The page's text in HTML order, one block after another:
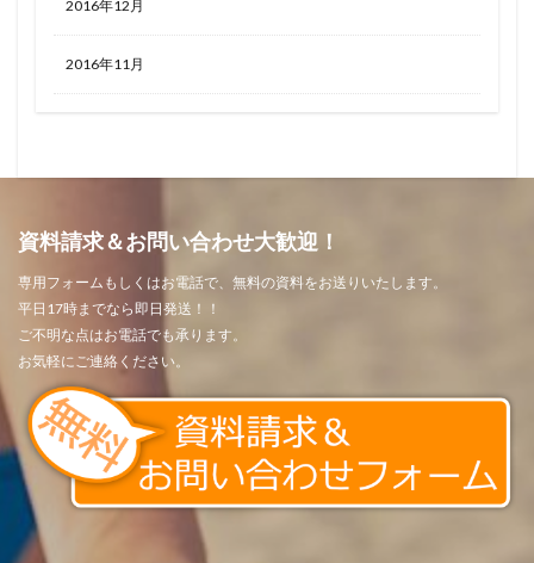
2016年12月
2016年11月
資料請求＆お問い合わせ大歓迎！
専用フォームもしくはお電話で、無料の資料をお送りいたします。
平日17時までなら即日発送！！
ご不明な点はお電話でも承ります。
お気軽にご連絡ください。